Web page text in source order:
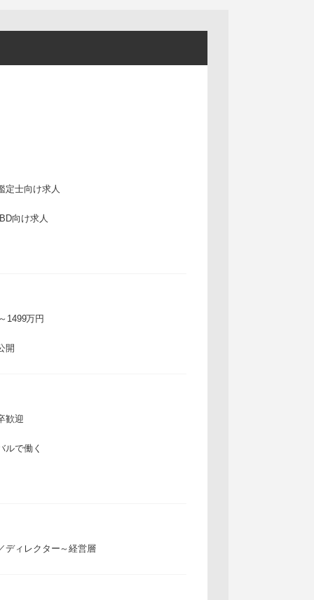
定士向け求人
向け求人
1499万円
開
歓迎
ルで働く
ディレクター～経営層